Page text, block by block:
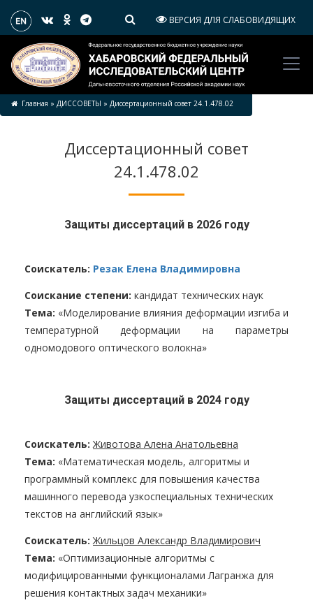
ВЕРСИЯ ДЛЯ СЛАБОВИДЯЩИХ
Главная » ДИССОВЕТЫ » Диссертационный совет 24.1.478.02
Диссертационный совет
24.1.478.02
Защиты диссертаций в 2026 году
Соискатель: Резак Елена Владимировна
Соискание степени: кандидат технических наук
Тема: «Моделирование влияния деформации изгиба и
температурной деформации на параметры
одномодового оптического волокна»
Защиты диссертаций в 2024 году
Соискатель: Животова Алена Анатольевна
Тема: «Математическая модель, алгоритмы и
программный комплекс для повышения качества
машинного перевода узкоспециальных технических
текстов на английский язык»
Соискатель: Жильцов Александр Владимирович
Тема: «Оптимизационные алгоритмы c
модифицированными функционалами Лагранжа для
решения контактных задач механики»